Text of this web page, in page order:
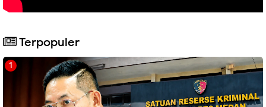
Terpopuler